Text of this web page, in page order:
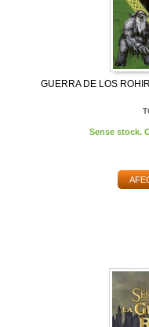
GUERRA DE LOS
Sense stock.